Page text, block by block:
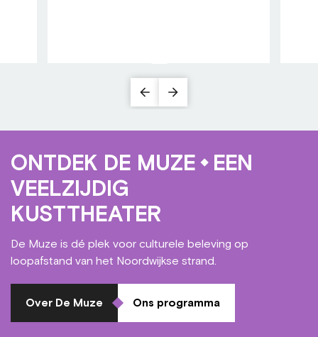
ONTDEK DE MUZE EEN
VEELZIJDIG
KUSTTHEATER
De Muze is dé plek voor culturele beleving op
loopafstand van het Noordwijkse strand.
Over De Muze Ons programma